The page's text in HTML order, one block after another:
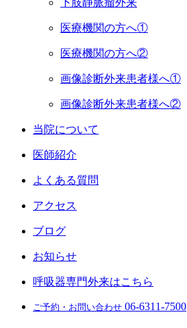
下肢静脈瘤外来
医療機関の方へ①
医療機関の方へ②
画像診断外来患者様へ①
画像診断外来患者様へ②
当院について
医師紹介
よくある質問
アクセス
ブログ
お知らせ
呼吸器専門外来はこちら
ご予約・お問い合わせ 06-6311-7500